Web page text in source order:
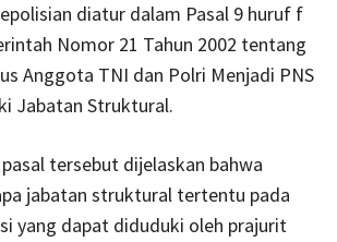
diatur dalam Pasal 9 huruf f
Nomor 21 Tahun 2002 tentang
Anggota TNI dan Polri Menjadi PNS
Jabatan Struktural.
tersebut dijelaskan bahwa
jabatan struktural tertentu pada
yang dapat diduduki oleh prajurit